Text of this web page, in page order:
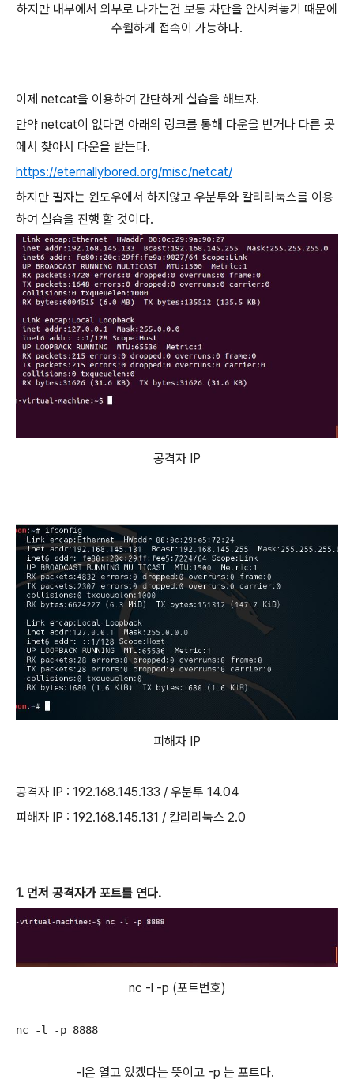
하지만 내부에서 외부로 나가는건 보통 차단을 안시켜놓기 때문에
수월하게 접속이 가능하다.
이제 netcat을 이용하여 간단하게 실습을 해보자.
만약 netcat이 없다면 아래의 링크를 통해 다운을 받거나 다른 곳
에서 찾아서 다운을 받는다.
https://eternallybored.org/misc/netcat/
하지만 필자는 윈도우에서 하지않고 우분투와 칼리리눅스를 이용
하여 실습을 진행 할 것이다.
공격자 IP
피해자 IP
공격자 IP : 192.168.145.133 / 우분투 14.04
피해자 IP : 192.168.145.131 / 칼리리눅스 2.0
1. 먼저 공격자가 포트를 연다.
nc -l -p (포트번호)
-l은 열고 있겠다는 뜻이고 -p 는 포트다.